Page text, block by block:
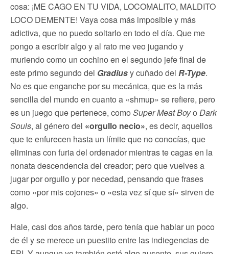
cosa: ¡ME CAGO EN TU VIDA, LOCOMALITO, MALDITO
LOCO DEMENTE! Vaya cosa más imposible y más
adictiva, que no puedo soltarlo en todo el día. Que me
pongo a escribir algo y al rato me veo jugando y
muriendo como un cochino en el segundo jefe final de
este primo segundo del Gradiusy cuñado del R-Type.
No es que enganche por su mecánica, que es la más
sencilla del mundo en cuanto a «shmup» se refiere, pero
es un juego que pertenece, como Super Meat Boyo Dark
Souls, al género del «orgullo necio», es decir, aquellos
que te enfurecen hasta un límite que no conocías, que
eliminas con furia del ordenador mientras te cagas en la
nonata descendencia del creador; pero que vuelves a
jugar por orgullo y por necedad, pensando que frases
como «por mis cojones» o «esta vez sí que sí» sirven de
algo.
Hale, casi dos años tarde, pero tenía que hablar un poco
de él y se merece un puestito entre las indiegencias de